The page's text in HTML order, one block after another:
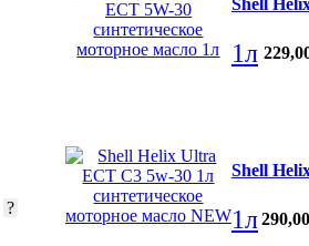
?
Shell
1л 229,
Shell
1л290,00